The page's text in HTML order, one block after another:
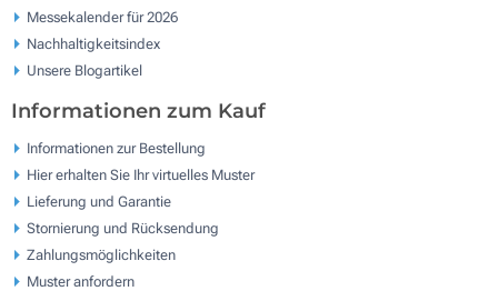
Messekalender für 2026
Nachhaltigkeitsindex
Unsere Blogartikel
Informationen zum Kauf
Informationen zur Bestellung
Hier erhalten Sie Ihr virtuelles Muster
Lieferung und Garantie
Stornierung und Rücksendung
Zahlungsmöglichkeiten
Muster anfordern